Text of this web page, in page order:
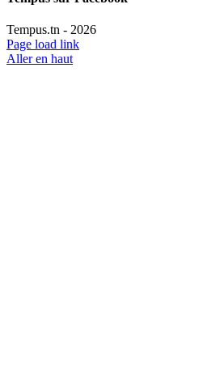
Tempus.tn - 2026
Page load link
Aller en haut